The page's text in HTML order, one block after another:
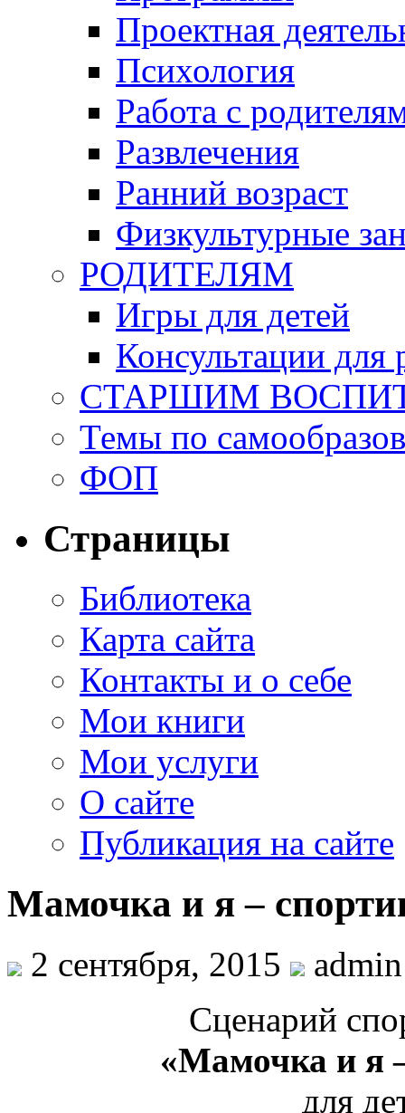
Проектная
Психология
Работа с
Развлечения
Ранний возраст
Физкультурные
РОДИТЕЛЯМ
Игры для детей
Консультации для
СТАРШИМ
Темы по
ФОП
Страницы
Библиотека
Карта сайта
Контакты и о себе
Мои книги
Мои услуги
О сайте
Публикация на сайте
Мамочка и я –
2 сентября, 2015
admin
Сценарий
«Мамочка и я
для